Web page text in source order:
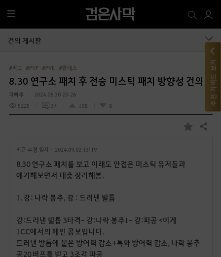
전
체
메
건의 게시판
#버그 #PVP #PVE #클래스
8.30 연구소 패치 후 전승 미스틱 패치 방향성 건의
피빠뿌
2024.08.30 23:26
5225
37 108 8
즐
공유하기
최근 수정 일시 : 2024.09.02 13:19
8.30 연구소 패치를 보고 이래도 안접은 미스틱 유저들과
얘기해보면서 대충 정리해봄.
1. 강: 나락 봉추, 강 : 드러낸 발톱
강:드러낸 발톱 3타격- 강:나락 봉추1- 강:파공 <이게
1CC에서의 메인 콤보입니다.
드러낸 발톱에 붙은 방어력 감소+특화 방어력 감소, 나락 봉추
공20버프를 받고 3조각 파공
추천 가이드 보기